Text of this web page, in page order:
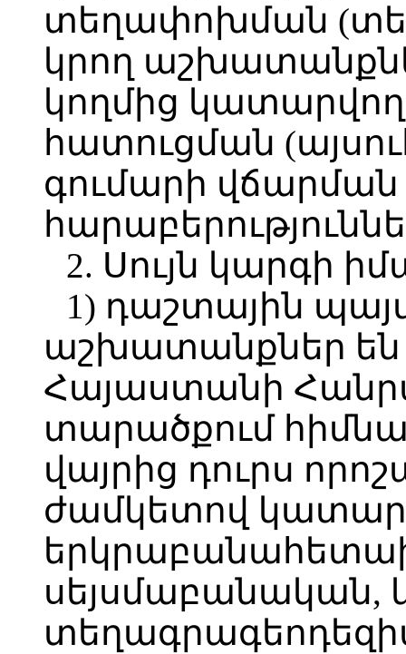
տեղափոխման
կրող
կողմից կատարվող
հատուցման
գումարի
2. Սույն կարգի
1) դաշտային
աշխատանքներ են
Հայաստանի
տարածքում
վայրից դուրս
ժամկետով
սեյսմաբանական,